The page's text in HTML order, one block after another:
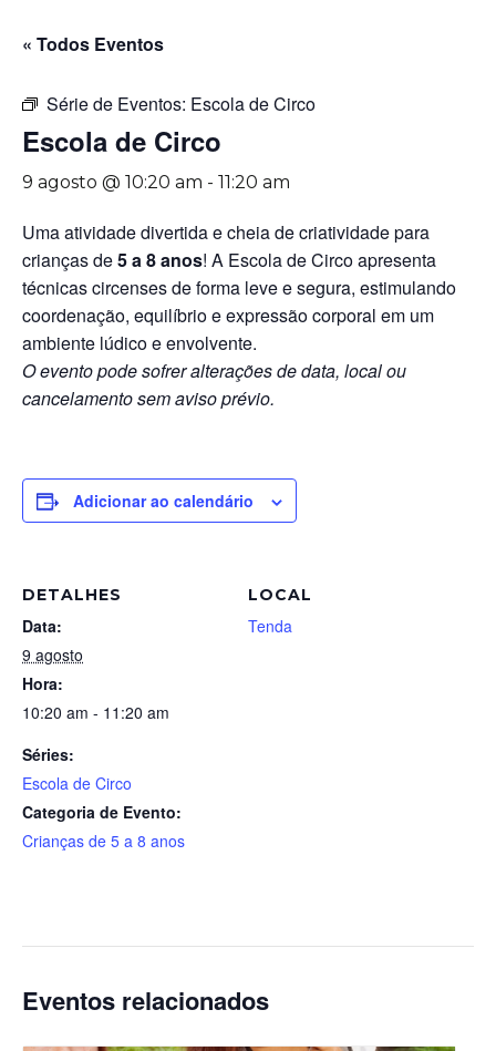
« Todos Eventos
Série de Eventos: Escola de Circo
Escola de Circo
9 agosto @ 10:20 am - 11:20 am
Uma atividade divertida e cheia de criatividade para
crianças de5 a 8 anos! A Escola de Circo apresenta
técnicas circenses de forma leve e segura, estimulando
coordenação, equilíbrio e expressão corporal em um
ambiente lúdico e envolvente.
O evento pode sofrer alterações de data, local ou
cancelamento sem aviso prévio.
Adicionar ao calendário
DETALHES
Data:
9 agosto
Hora:
10:20 am - 11:20 am
Séries:
Escola de Circo
Categoria de Evento:
Crianças de 5 a 8 anos
LOCAL
Tenda
Eventos relacionados